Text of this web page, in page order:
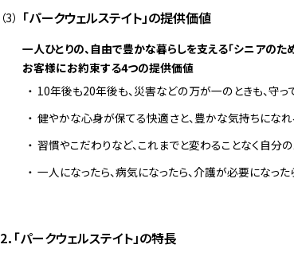
「パークウェルステイト」の提供価値
一人ひとりの、自由で豊かな暮らしを支える「シニアのた
お客様にお約束する4つの提供価値
10年後も20年後も、災害などの万が一のときも、守っ
健やかな心身が保てる快適さと、豊かな気持ちにな
習慣やこだわりなど、これまでと変わることなく自分
一人になったら、病気になったら、介護が必要になっ
2．「パークウェルステイト」の特長